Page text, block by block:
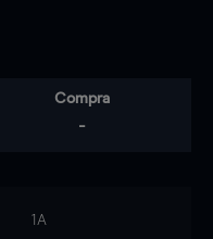
Compra
-
1A